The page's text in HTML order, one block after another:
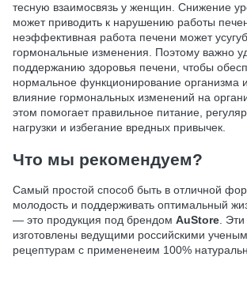
тесную взаимосвязь у женщин. Снижение
может приводить к нарушению работы
неэффективная работа печени может
гормональные изменения. Поэтому важно
поддержанию здоровья печени, чтобы
нормальное функционирование организма
влияние гормональных изменений на
этом помогает правильное питание,
нагрузки и избегание вредных привычек.
Что мы рекомендуем?
Самый простой способ быть в отличной
молодость и поддерживать оптимальный
— это продукция под брендом AuStore.
изготовлены ведущими российскими
рецептурам с примененеим 100%